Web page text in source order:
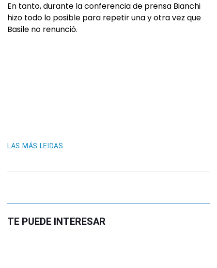
En tanto, durante la conferencia de prensa Bianchi
hizo todo lo posible para repetir una y otra vez que
Basile no renunció.
LAS MÁS LEIDAS
TE PUEDE INTERESAR